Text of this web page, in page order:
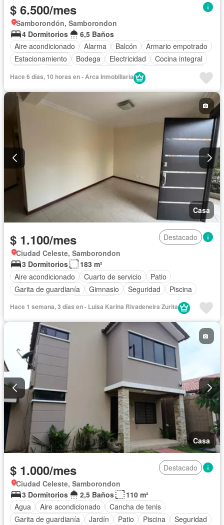
$ 6.500/mes
Samborondón, Samborondon
4 Dormitorios
6,5 Baños
Aire acondicionado
Alarma Balcón
Armario empotrado
Estacionamiento
Bodega Electricidad
Cocina integral
Vista panorámica
Cuarto de servicio
Acceso para personas con discapacidad
Jardín
Gimnasio
Seguridad
Piscina Cancha de tenis
Parcialmente amoblado
Hace 6 días, 10 horas en - Arca Inmobiliaria
Casa
$ 1.100/mes
Destacado
Ciudad Celeste, Samborondon
3 Dormitorios
183 m²
Aire acondicionado
Cuarto de servicio
Patio
Garita de guardianía
Gimnasio Seguridad
Piscina
Hace 1 semana, 3 días en - Luisa Karina Rivadeneira Zurita
Casa
$ 1.000/mes
Destacado
Ciudad Celeste, Samborondon
3 Dormitorios
2,5 Baños
110 m²
Agua
Aire acondicionado
Cancha de tenis
Garita de guardianía
Jardín Patio Piscina
Seguridad